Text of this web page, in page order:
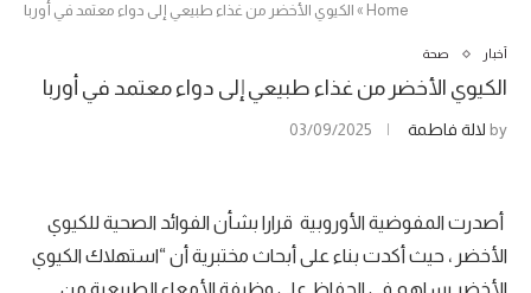
Home
» الكيوي الأخضر من غذاء طبيعي إلى دواء معتمد في أوربا
أخبار صحة
الكيوي الأخضر من غذاء طبيعي إلى دواء معتمد في أوربا
by لالة فاطمة 03/09/2025
أصدرت المفوضية الأوروبية قرارا بشأن الفوائد الصحية للكيوي
الأخضر ، حيث أكدت بناء على أبحاث مختبرية أن “استهلاك الكيوي